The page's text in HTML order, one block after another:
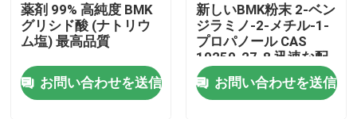
BMKの化学薬品
薬剤 99% 高純度 BMK
グリシド酸 (ナトリウ
ム塩) 最高品質
お問い合わせを送信
新しいBMK粉末 2-ベン
ジラミノ-2-メチル-1-
プロパノール CAS
10250-27-8 迅速な配
達
お問い合わせを送信